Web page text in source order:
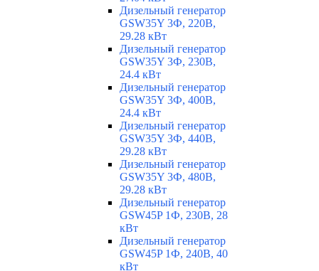
Дизельный генератор
GSW35Y 3Ф, 220В,
29.28 кВт
Дизельный генератор
GSW35Y 3Ф, 230В,
24.4 кВт
Дизельный генератор
GSW35Y 3Ф, 400В,
24.4 кВт
Дизельный генератор
GSW35Y 3Ф, 440В,
29.28 кВт
Дизельный генератор
GSW35Y 3Ф, 480В,
29.28 кВт
Дизельный генератор
GSW45P 1Ф, 230В, 28
кВт
Дизельный генератор
GSW45P 1Ф, 240В, 40
кВт